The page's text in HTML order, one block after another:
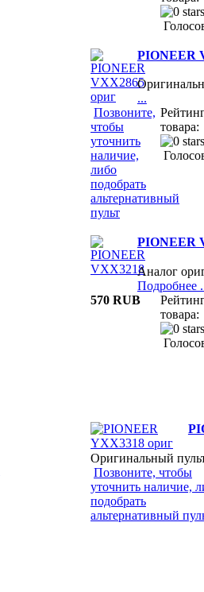
PIONEER
...
Позвоните,
чтобы
уточнить
наличие,
либо
подобрать
альтернативный
пульт
товара:
PIONEER
Аналог
Подробнее
570 RUB
товара:
Оригинальный
Позвоните, чтобы
уточнить наличие,
подобрать
альтернативный